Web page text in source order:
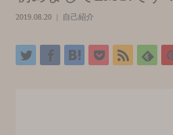
2019.08.20 自己紹介